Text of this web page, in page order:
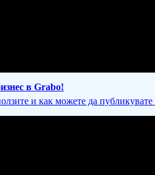
в Grabo!
и как можете да публикувате